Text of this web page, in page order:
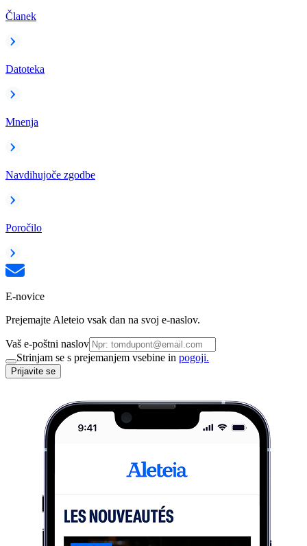
Članek
Datoteka
Mnenja
Navdihujoče zgodbe
Poročilo
E-novice
Prejemajte Aleteio vsak dan na svoj e-naslov.
Vaš e-poštni naslov
Strinjam se s prejemanjem vsebine in pogoji.
Prijavite se